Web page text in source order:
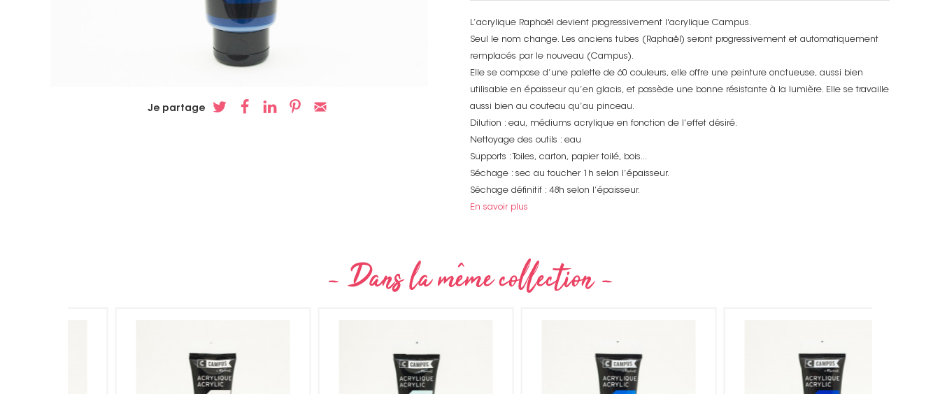
Je partage
L’acrylique Raphaël devient progressivement l'acrylique Campus.
Seul le nom change. Les anciens tubes (Raphaël) seront progressivement et automatiquement
remplacés par le nouveau (Campus).
Elle se compose d’une palette de 60 couleurs, elle offre une peinture onctueuse, aussi bien
utilisable en épaisseur qu’en glacis, et possède une bonne résistante à la lumière. Elle se travaille
aussi bien au couteau qu’au pinceau.
Dilution : eau, médiums acrylique en fonction de l’effet désiré.
Nettoyage des outils : eau
Supports : Toiles, carton, papier toilé, bois...
Séchage : sec au toucher 1h selon l’épaisseur.
Séchage définitif : 48h selon l’épaisseur.
En savoir plus